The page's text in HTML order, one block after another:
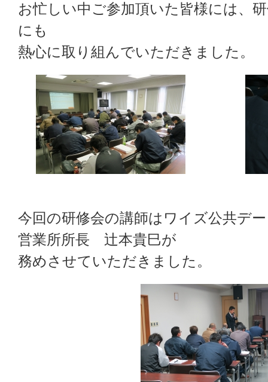
お忙しい中ご参加頂いた皆様には、
にも
熱心に取り組んでいただきました。
今回の研修会の講師はワイズ公共デ
営業所所長 辻本貴巳が
務めさせていただきました。